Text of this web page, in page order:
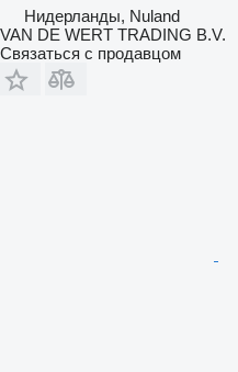
Нидерланды, Nuland
VAN DE WERT TRADING B.V.
Связаться с продавцом